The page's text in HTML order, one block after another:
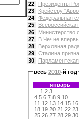
22
Президенты
23
Крейсеру
24
Федеральная
25
26
Министерство
27
В Чечне
28
Верховная
29
Сталина
30
весь 2010-й год
январь
1 2 3
4 5 6 7 8 9 10
11 12 13 14 15 16
18 19 20 21 22 23
25 26 27 28 29 30